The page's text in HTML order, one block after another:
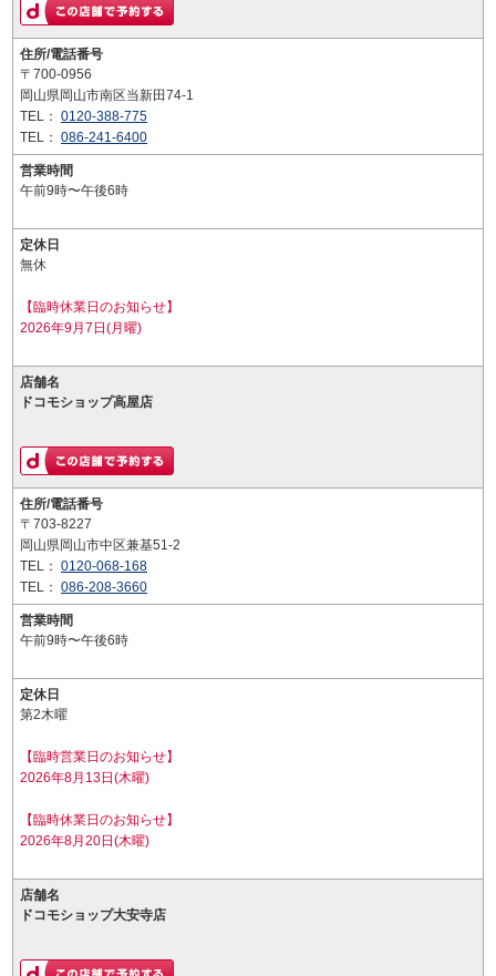
住所/電話番号
〒700-0956
岡山県岡山市南区当新田74-1
TEL： 0120-388-775
TEL： 086-241-6400
営業時間
午前9時〜午後6時
定休日
無休
【臨時休業日のお知らせ】
2026年9月7日(月曜)
店舗名
ドコモショップ高屋店
住所/電話番号
〒703-8227
岡山県岡山市中区兼基51-2
TEL： 0120-068-168
TEL： 086-208-3660
営業時間
午前9時〜午後6時
定休日
第2木曜
【臨時営業日のお知らせ】
2026年8月13日(木曜)
【臨時休業日のお知らせ】
2026年8月20日(木曜)
店舗名
ドコモショップ大安寺店